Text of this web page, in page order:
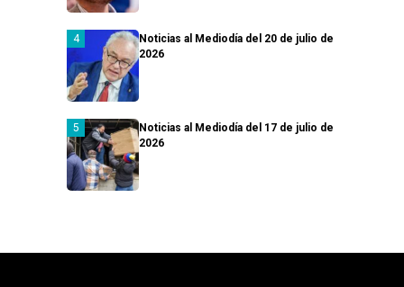
Noticias al Mediodía del 20 de julio de
2026
Noticias al Mediodía del 17 de julio de
2026